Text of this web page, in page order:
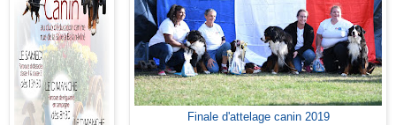
Finale d'attelage canin 2019